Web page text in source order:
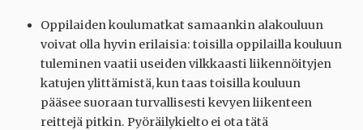
Oppilaiden koulumatkat samaankin alakouluun
voivat olla hyvin erilaisia: toisilla oppilailla kouluun
tuleminen vaatii useiden vilkkaasti liikennöityjen
katujen ylittämistä, kun taas toisilla kouluun
pääsee suoraan turvallisesti kevyen liikenteen
reittejä pitkin. Pyöräilykielto ei ota tätä